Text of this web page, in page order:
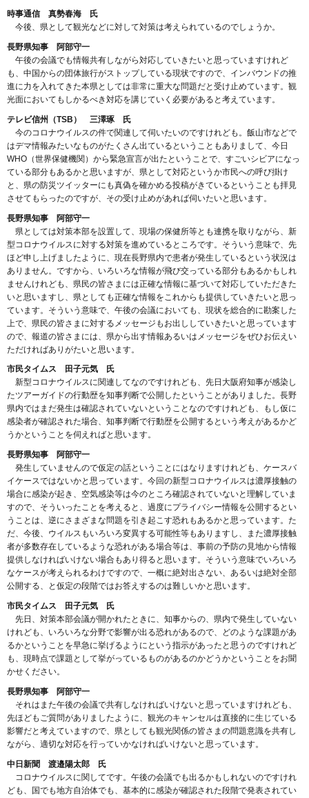
時事通信 真勢春海 氏
今後、県として観光などに対して対策は考えられているのでしょうか。
長野県知事 阿部守一
午後の会議でも情報共有しながら対応していきたいと思っていますけれど
も、中国からの団体旅行がストップしている現状ですので、インバウンドの推
進に力を入れてきた本県としては非常に重大な問題だと受け止めています。観
光面においてもしかるべき対応を講じていく必要があると考えています。
テレビ信州（TSB） 三澤琢 氏
今のコロナウイルスの件で関連して伺いたいのですけれども。飯山市などで
はデマ情報みたいなものがたくさん出ているということもありまして、今日
WHO（世界保健機関）から緊急宣言が出たということで、すごいシビアになっ
ている部分もあるかと思いますが、県として対応というか市民への呼び掛け
と、県の防災ツイッターにも真偽を確かめる投稿がきているということも拝見
させてもらったのですが、その受け止めがあれば伺いたいと思います。
長野県知事 阿部守一
県としては対策本部を設置して、現場の保健所等とも連携を取りながら、新
型コロナウイルスに対する対策を進めているところです。そういう意味で、先
ほど申し上げましたように、現在長野県内で患者が発生しているという状況は
ありません。ですから、いろいろな情報が飛び交っている部分もあるかもしれ
ませんけれども、県民の皆さまには正確な情報に基づいて対応していただきた
いと思いますし、県としても正確な情報をこれからも提供していきたいと思っ
ています。そういう意味で、午後の会議においても、現状を総合的に勘案した
上で、県民の皆さまに対するメッセージもお出ししていきたいと思っています
ので、報道の皆さまには、県から出す情報あるいはメッセージをぜひお伝えい
ただければありがたいと思います。
市民タイムス 田子元気 氏
新型コロナウイルスに関連してなのですけれども、先日大阪府知事が感染し
たツアーガイドの行動歴を知事判断で公開したということがありました。長野
県内ではまだ発生は確認されていないということなのですけれども、もし仮に
感染者が確認された場合、知事判断で行動歴を公開するという考えがあるかど
うかということを伺えればと思います。
長野県知事 阿部守一
発生していませんので仮定の話ということにはなりますけれども、ケースバ
イケースではないかと思っています。今回の新型コロナウイルスは濃厚接触の
場合に感染が起き、空気感染等は今のところ確認されていないと理解していま
すので、そういったことを考えると、過度にプライバシー情報を公開するとい
うことは、逆にさまざまな問題を引き起こす恐れもあるかと思っています。た
だ、今後、ウイルスもいろいろ変異する可能性等もありますし、また濃厚接触
者が多数存在しているような恐れがある場合等は、事前の予防の見地から情報
提供しなければいけない場合もあり得ると思います。そういう意味でいろいろ
なケースが考えられるわけですので、一概に絶対出さない、あるいは絶対全部
公開する、と仮定の段階ではお答えするのは難しいかと思います。
市民タイムス 田子元気 氏
先日、対策本部会議が開かれたときに、知事からの、県内で発生していない
けれども、いろいろな分野で影響が出る恐れがあるので、どのような課題があ
るかということを早急に挙げるようにという指示があったと思うのですけれど
も、現時点で課題として挙がっているものがあるのかどうかということをお聞
かせください。
長野県知事 阿部守一
それはまた午後の会議で共有しなければいけないと思っていますけれども、
先ほどもご質問がありましたように、観光のキャンセルは直接的に生じている
影響だと考えていますので、県としても観光関係の皆さまの問題意識を共有し
ながら、適切な対応を行っていかなければいけないと思っています。
中日新聞 渡邉陽太郎 氏
コロナウイルスに関してです。午後の会議でも出るかもしれないのですけれ
ども、国でも地方自治体でも、基本的に感染が確認された段階で発表されてい